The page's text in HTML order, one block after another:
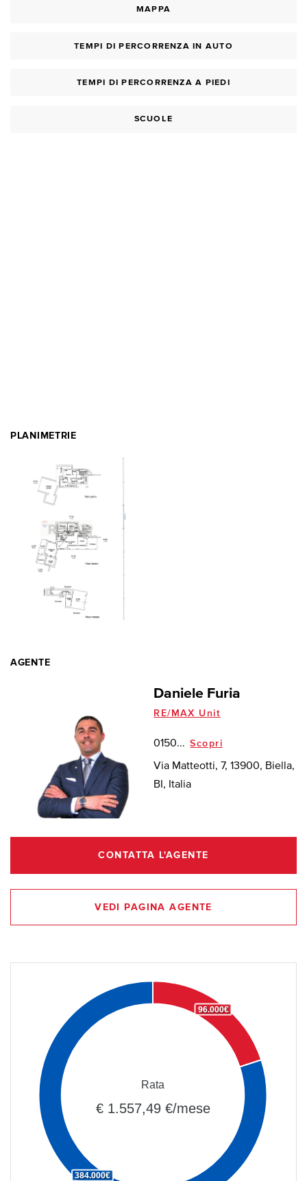
MAPPA
TEMPI DI PERCORRENZA IN AUTO
TEMPI DI PERCORRENZA A PIEDI
SCUOLE
PLANIMETRIE
AGENTE
Daniele Furia
RE/MAX Unit
0150... Scopri
Via Matteotti, 7, 13900, Biella,
BI, Italia
CONTATTA L'AGENTE
VEDI PAGINA AGENTE
96.000€
384.000€
Rata
€ 1.557,49 €/mese